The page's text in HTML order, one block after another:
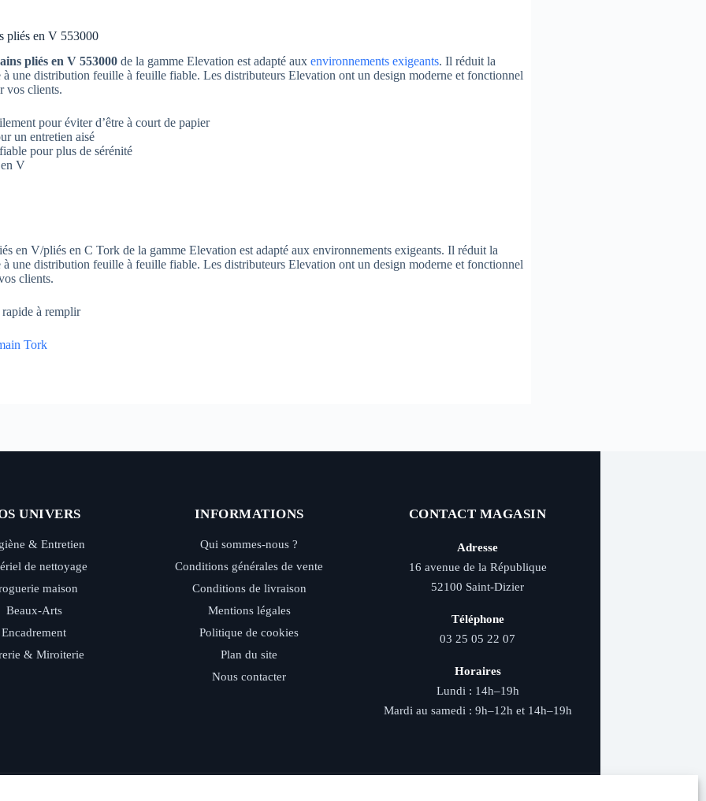
pliés en V 553000
pliés en V 553000 de la gamme Elevation est adapté aux environnements exigeants. Il réduit la
à une distribution feuille à feuille fiable. Les distributeurs Elevation ont un design moderne et fonctionnel
vos clients.
pour éviter d’être à court de papier
un entretien aisé
pour plus de sérénité
V
en V/pliés en C Tork de la gamme Elevation est adapté aux environnements exigeants. Il réduit la
à une distribution feuille à feuille fiable. Les distributeurs Elevation ont un design moderne et fonctionnel
clients.
à remplir
Tork
UNIVERS
& Entretien
de nettoyage
maison
Beaux-Arts
Encadrement
& Miroiterie
INFORMATIONS
Qui sommes-nous ?
Conditions générales de vente
Conditions de livraison
Mentions légales
Politique de cookies
Plan du site
Nous contacter
CONTACT MAGASIN
Adresse
16 avenue de la République
52100 Saint-Dizier
Téléphone
03 25 05 22 07
Horaires
Lundi : 14h–19h
Mardi au samedi : 9h–12h et 14h–19h